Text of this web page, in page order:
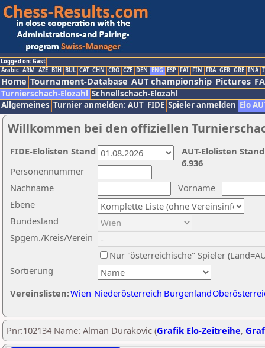
Logged on: Gast
Arabic ARM AZE BIH BUL CAT CHN CRO CZE DEN ENG ESP FAI FIN FRA GER GRE INA
Home Tournament-Database AUT championship Pictures
Turnierschach-Elozahl Schnellschach-Elozahl
Allgemeines Turnier anmelden: AUT FIDE Spieler anmelden Elo
Willkommen bei den offiziellen
Nachname
Vorname
Ebene
Sortierung
Personennummer
Bundesland
Spgem./Kreis/Verein
Nur "österreichische" Spieler
Vereinslisten:Wien Niederösterreich Burgenland
AUT-Elolisten
6.936
FIDE-Elolisten Stand
Pnr:102134 Name: Alman Durakovic (Grafik Elo-Zeitreihe,